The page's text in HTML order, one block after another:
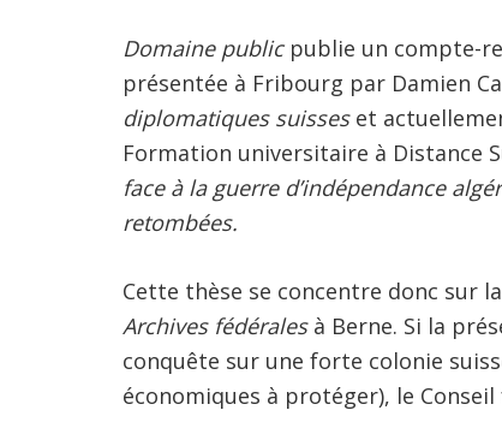
Domaine publicpublie un compte-
présentée à Fribourg par Damien
diplomatiques suisseset
Formation universitaire à Distance
face à la guerre d’indépendance
retombées.
Cette thèse se concentre donc sur
Archives fédéralesà Berne. Si la
conquête sur une forte colonie
économiques à protéger), le